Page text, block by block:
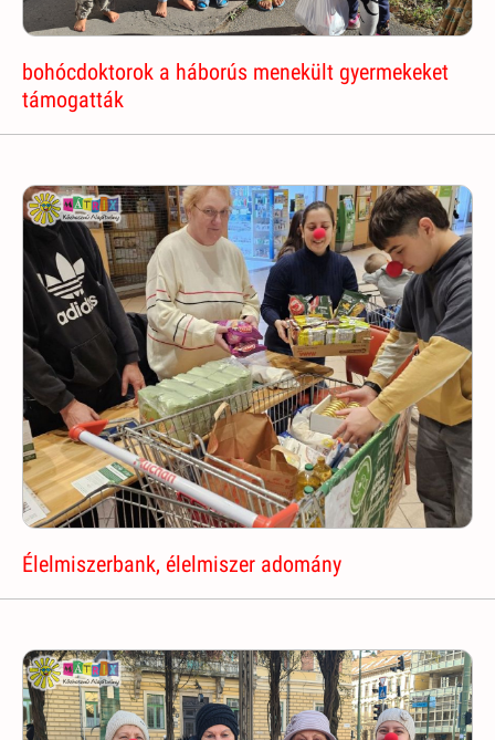
bohócdoktorok a háborús menekült gyermekeket
támogatták
Élelmiszerbank, élelmiszer adomány